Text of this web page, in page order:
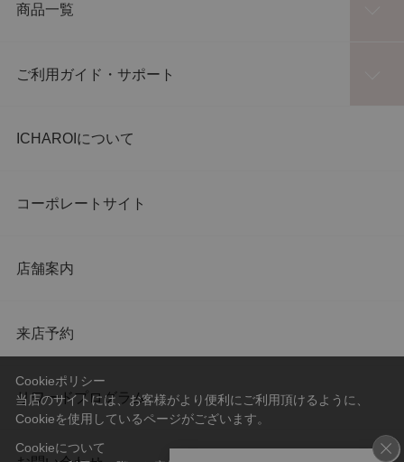
商品一覧
ご利用ガイド・サポート
ICHAROIについて
コーポレートサイト
店舗案内
来店予約
リワードプログラム
Cookieポリシー
当店のサイトには、お客様がより便利にご利用頂けるように、
Cookieを使用しているページがございます。
Cookieについて